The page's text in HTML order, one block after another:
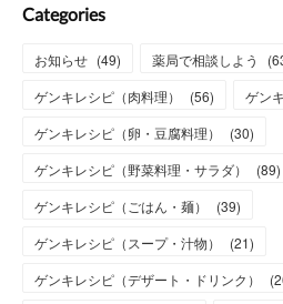
Categories
お知らせ (49) 薬局で相談しよう (
ゲンキレシピ（肉料理）
(56) ゲン
ゲンキレシピ（卵・豆腐料理）
(30)
ゲンキレシピ（野菜料理・サラダ）
(89)
ゲンキレシピ（ごはん・麺）
(39)
ゲンキレシピ（スープ・汁物）
(21)
ゲンキレシピ（デザート・ドリンク）
(